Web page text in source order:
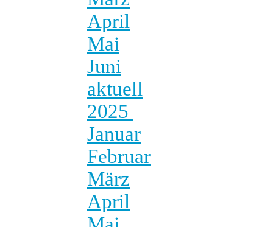
April
Mai
Juni
aktuell
2025
Januar
Februar
März
April